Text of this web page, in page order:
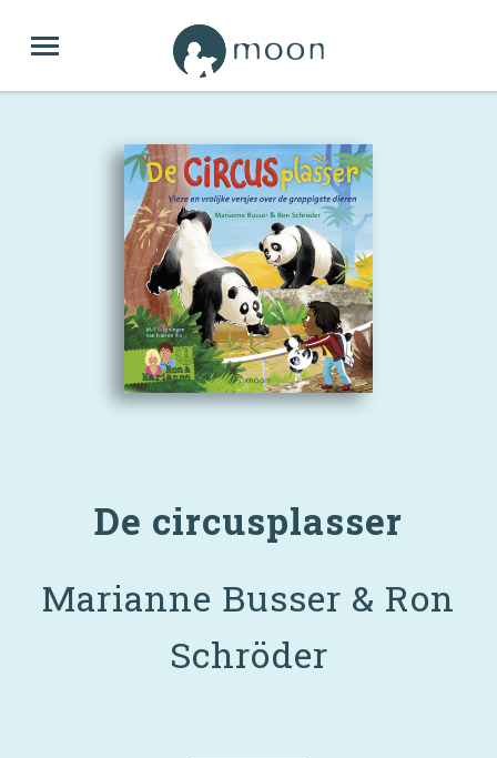
De circusplasser
Marianne Busser & Ron
Schröder